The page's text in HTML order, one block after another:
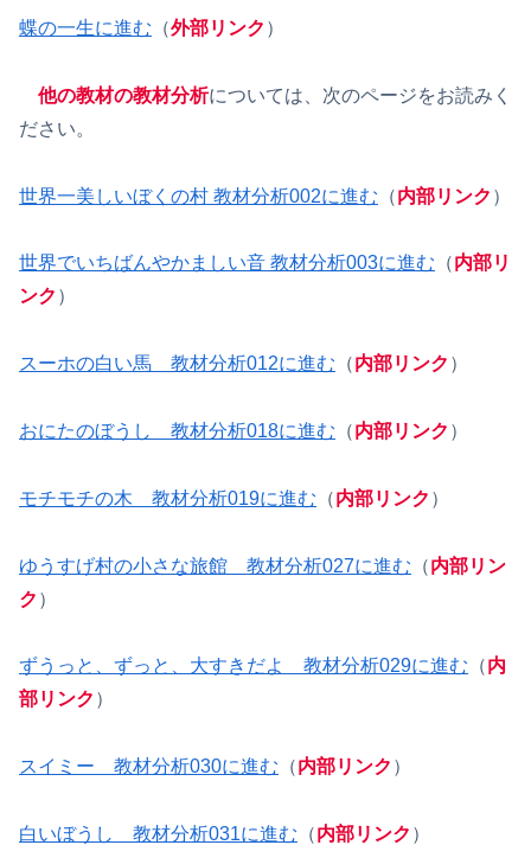
蝶の一生に進む （外部リンク ）
他の教材の教材分析については、次のページをお読みく
ださい。
世界一美しいぼくの村 教材分析002に進む （内部リンク ）
世界でいちばんやかましい音 教材分析003に進む （内部リ
ンク ）
スーホの白い馬 教材分析012に進む （内部リンク ）
おにたのぼうし 教材分析018に進む （内部リンク ）
モチモチの木 教材分析019に進む （内部リンク ）
ゆうすげ村の小さな旅館 教材分析027に進む （内部リン
ク ）
ずうっと、ずっと、大すきだよ 教材分析029に進む （内
部リンク ）
スイミー 教材分析030に進む （内部リンク ）
白いぼうし 教材分析031に進む （内部リンク ）